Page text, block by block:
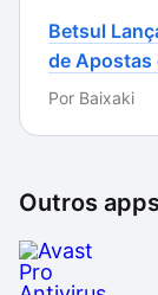
Betsul
de Apostas
Por Baixaki
Outros